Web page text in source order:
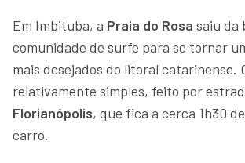
Em Imbituba, a Praia do Rosa saiu da
comunidade de surfe para se tornar
mais desejados do litoral catarinense.
relativamente simples, feito por
Florianópolis, que fica a cerca 1h30
carro.